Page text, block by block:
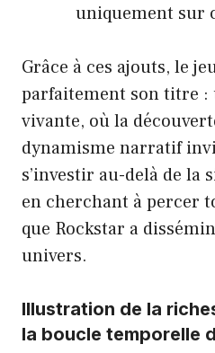
uniquement sur
Grâce à ces ajouts, le
parfaitement son titre :
vivante, où la
dynamisme narratif
s’investir au-delà de la
en cherchant à percer
que Rockstar a
univers.
Illustration de la
la boucle temporelle